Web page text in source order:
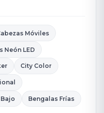
Móviles
Neón LED
City Color
Bengalas Frías